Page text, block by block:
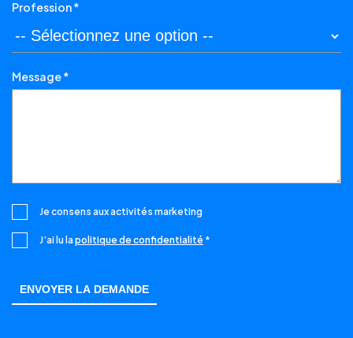
Profession *
Message *
Je consens aux activités marketing
J’ai lu lapolitique de confidentialité *